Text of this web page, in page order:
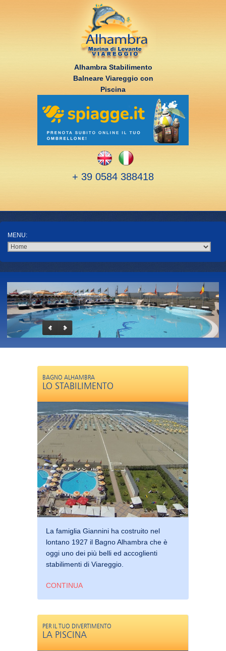
Alhambra Stabilimento
Balneare Viareggio con
Piscina
+ 39 0584 388418
BAGNO ALHAMBRA
LO STABILIMENTO
La famiglia Giannini ha costruito nel
lontano 1927 il Bagno Alhambra che è
oggi uno dei più belli ed accoglienti
stabilimenti di Viareggio.
CONTINUA
PER IL TUO DIVERTIMENTO
LA PISCINA